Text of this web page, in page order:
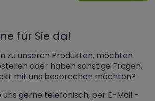
für Sie da!
zu unseren Produkten, möchten
oder haben sonstige Fragen,
mit uns besprechen möchten?
uns gerne telefonisch, per E-Mail -